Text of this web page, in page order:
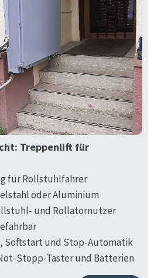
Treppenlift für
für Rollstuhlfahrer
oder Aluminium
und Rollatornutzer
Softstart und Stop-Automatik
Stopp-Taster und Batterien